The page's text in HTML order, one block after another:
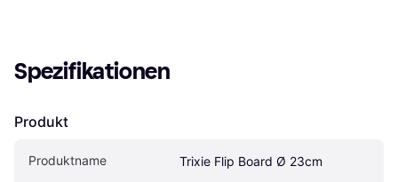
Spezifikationen
Produkt
Produktname Trixie Flip Board Ø 23cm